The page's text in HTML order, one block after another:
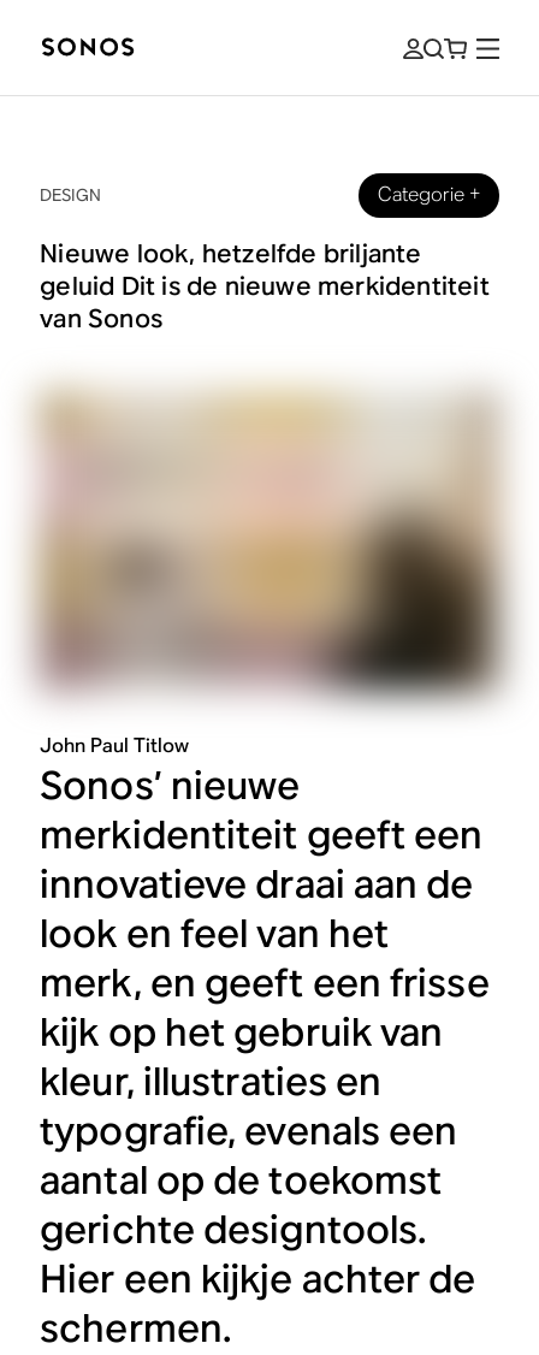
DESIGN Categorie+
Nieuwe look, hetzelfde briljante
geluid Dit is de nieuwe merkidentiteit
van Sonos
John Paul Titlow
Sonos’ nieuwe
merkidentiteit geeft een
innovatieve draai aan de
look en feel van het
merk, en geeft een frisse
kijk op het gebruik van
kleur, illustraties en
typografie, evenals een
aantal op de toekomst
gerichte designtools.
Hier een kijkje achter de
schermen.